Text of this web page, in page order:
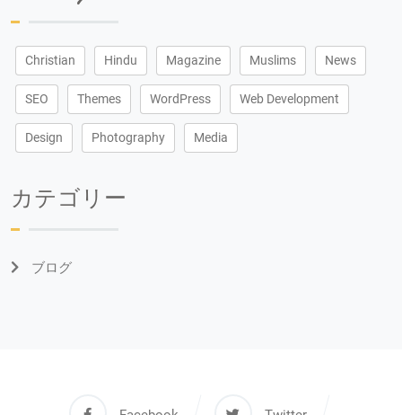
Christian Hindu Magazine Muslims News
SEO Themes WordPress Web Development
Design Photography Media
カテゴリー
ブログ